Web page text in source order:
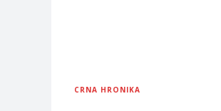
CRNA HRONIKA